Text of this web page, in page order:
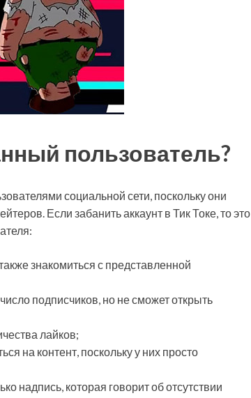
пользователь?
социальной сети, поскольку они
Если забанить аккаунт в Тик Токе, то это
знакомиться с представленной
подписчиков, но не сможет открыть
лайков;
на контент, поскольку у них просто
надпись, которая говорит об отсутствии